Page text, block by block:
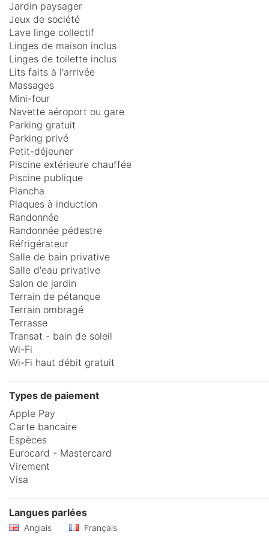
Jardin paysager
Jeux de société
Lave linge collectif
Linges de maison inclus
Linges de toilette inclus
Lits faits à l'arrivée
Massages
Mini-four
Navette aéroport ou gare
Parking gratuit
Parking privé
Petit-déjeuner
Piscine extérieure chauffée
Piscine publique
Plancha
Plaques à induction
Randonnée
Randonnée pédestre
Réfrigérateur
Salle de bain privative
Salle d'eau privative
Salon de jardin
Terrain de pétanque
Terrain ombragé
Terrasse
Transat - bain de soleil
Wi-Fi
Wi-Fi haut débit gratuit
Types de paiement
Apple Pay
Carte bancaire
Espèces
Eurocard - Mastercard
Virement
Visa
Langues parlées
Anglais Français